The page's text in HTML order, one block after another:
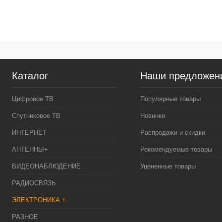
Каталог
Цифровое ТВ
Спутниковое ТВ
ИНТЕРНЕТ
АНТЕННЫ+
ВИДЕОНАБЛЮДЕНИЕ
РАДИОСВЯЗЬ
ЭЛЕКТРОНИКА +
РАЗНОЕ
Наши
Популярные товары
Новинки
Распродажи и скидки
Рекомендуемые товары
Уцененные товары